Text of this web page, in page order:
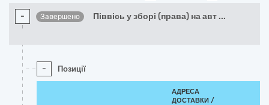
- Завершено Піввісь у зборі (права) на авт ...
- Позиції
АДРЕСА
ДОСТАВКИ /